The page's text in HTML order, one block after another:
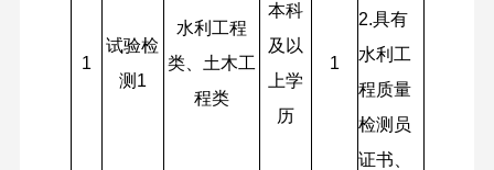
1
试验检
测1
水利工程
类、土木工
程类
本科
及以
上学
历
1
2.具有
水利工
程质量
检测员
证书、